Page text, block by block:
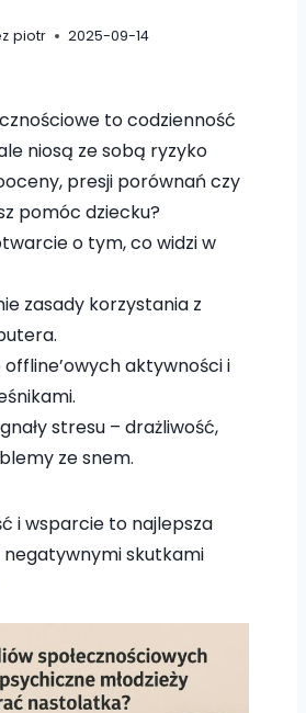
piotr 2025-09-14
to codzienność
niosą ze sobą ryzyko
presji porównań czy
pomóc dziecku?
o tym, co widzi w
zasady korzystania z
aktywności i
stresu – drażliwość,
ze snem.
i wsparcie to najlepsza
skutkami